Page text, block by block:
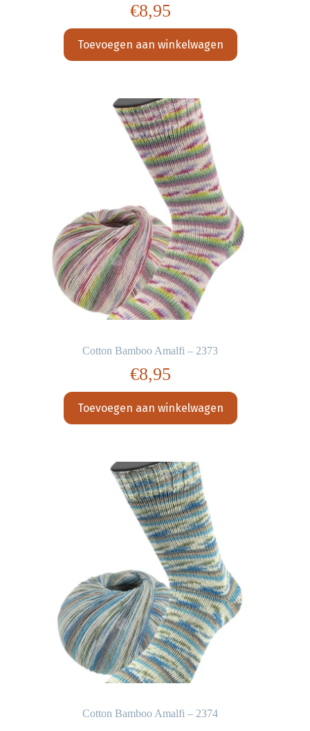
€8,95
Toevoegen aan winkelwagen
Cotton Bamboo Amalfi – 2373
€8,95
Toevoegen aan winkelwagen
Cotton Bamboo Amalfi – 2374